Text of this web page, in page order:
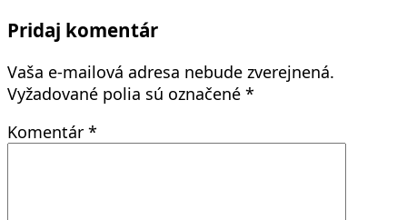
Pridaj komentár
Vaša e-mailová adresa nebude zverejnená.
Vyžadované polia sú označené *
Komentár *